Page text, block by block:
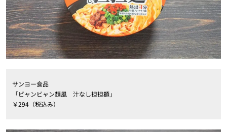
サンヨー食品
「ビャンビャン麺風 汁なし担担麺」
￥294（税込み）